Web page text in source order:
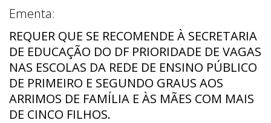
Ementa:
REQUER QUE SE RECOMENDE À SECRETARIA
DE EDUCAÇÃO DO DF PRIORIDADE DE VAGAS
NAS ESCOLAS DA REDE DE ENSINO PÚBLICO
DE PRIMEIRO E SEGUNDO GRAUS AOS
ARRIMOS DE FAMÍLIA E ÀS MÃES COM MAIS
DE CINCO FILHOS.